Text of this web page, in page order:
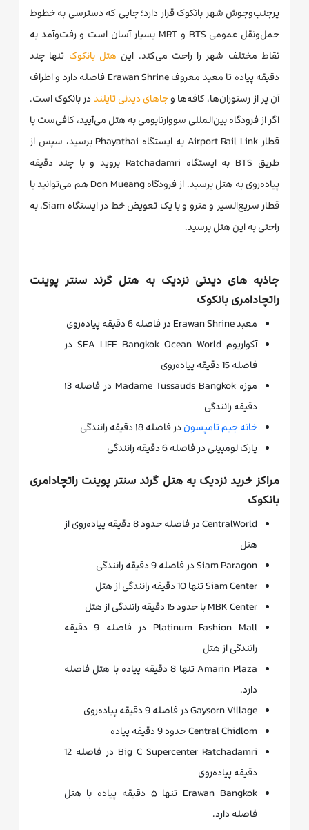
پرجنب‌وجوش شهر بانکوک قرار دارد؛ جایی که دسترسی به خطوط
حمل‌ونقل عمومی BTS و MRT بسیار آسان است و رفت‌وآمد به
نقاط مختلف شهر را راحت می‌کند. این هتل بانکوک تنها چند
دقیقه پیاده تا معبد معروف Erawan Shrine فاصله دارد و اطراف
آن پر از رستوران‌ها، کافه‌ها وجاهای دیدنی تایلند در بانکوک است.
اگر از فرودگاه بین‌المللی سووارنابومی به هتل می‌آیید، کافی‌ست با
قطار Airport Rail Link به ایستگاه Phayathai برسید، سپس از
طریق BTS به ایستگاه Ratchadamri بروید و با چند دقیقه
پیاده‌روی به هتل برسید. از فرودگاه Don Mueang هم می‌توانید با
قطار سریع‌السیر و مترو و با یک تعویض خط در ایستگاه Siam، به
راحتی به این هتل برسید.
جاذبه های دیدنی نزدیک به هتل گرند سنتر پوینت
راتچادامری بانکوک
معبد Erawan Shrine در فاصله 6 دقیقه پیاده‌روی
آکواریوم SEA LIFE Bangkok Ocean World در
فاصله 15 دقیقه پیاده‌روی
موزه Madame Tussauds Bangkok در فاصله ۱3
دقیقه رانندگی
خانه جیم تامپسون در فاصله ۱8 دقیقه رانندگی
پارک لومپینی در فاصله 6 دقیقه رانندگی
مراکز خرید نزدیک به هتل گرند سنتر پوینت راتچادامری
بانکوک
CentralWorld در فاصله حدود 8 دقیقه پیاده‌روی از
هتل
Siam Paragon در فاصله 9 دقیقه رانندگی
Siam Center تنها 10 دقیقه رانندگی از هتل
MBK Center با حدود 15 دقیقه رانندگی از هتل
Platinum Fashion Mall در فاصله 9 دقیقه
رانندگی از هتل
Amarin Plaza تنها 8 دقیقه پیاده با هتل فاصله
دارد.
Gaysorn Village در فاصله 9 دقیقه پیاده‌روی
Central Chidlom حدود 9 دقیقه پیاده
Big C Supercenter Ratchadamri در فاصله 12
دقیقه پیاده‌روی
Erawan Bangkok تنها ۵ دقیقه پیاده با هتل
فاصله دارد.